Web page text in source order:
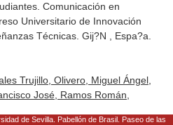
Comunicación en
Universitario de Innovación
Técnicas. Gij?N , Espa?a.
Trujillo, Olivero, Miguel Ángel,
José, Ramos Román,
de Sevilla. Pabellón de Brasil. Paseo de las